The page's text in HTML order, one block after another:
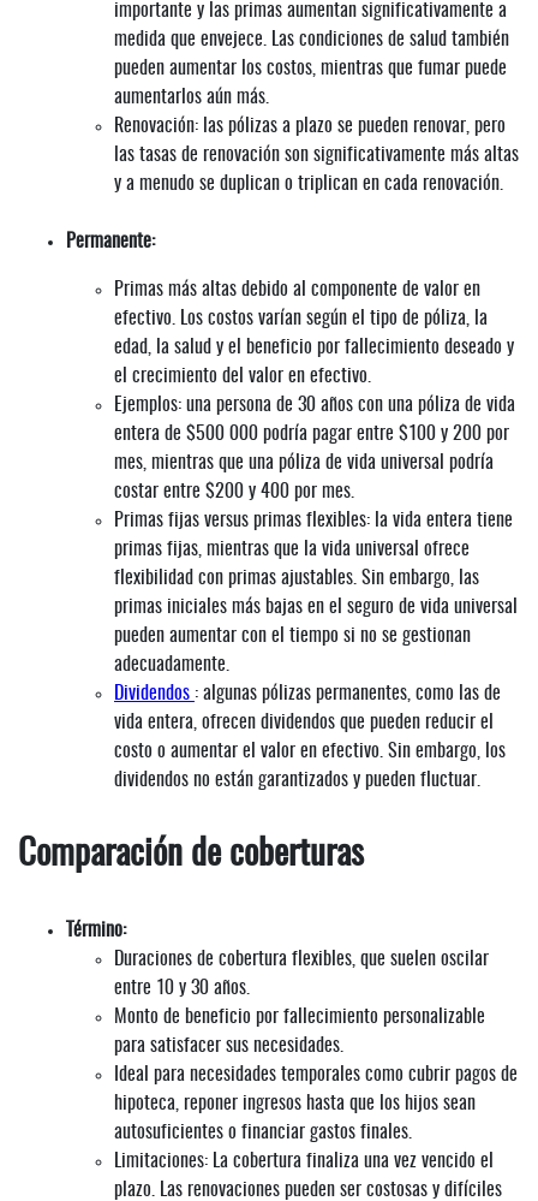
importante y las primas aumentan significativamente a
medida que envejece. Las condiciones de salud también
pueden aumentar los costos, mientras que fumar puede
aumentarlos aún más.
Renovación: las pólizas a plazo se pueden renovar, pero
las tasas de renovación son significativamente más altas
y a menudo se duplican o triplican en cada renovación.
Permanente:
Primas más altas debido al componente de valor en
efectivo. Los costos varían según el tipo de póliza, la
edad, la salud y el beneficio por fallecimiento deseado y
el crecimiento del valor en efectivo.
Ejemplos: una persona de 30 años con una póliza de vida
entera de $500 000 podría pagar entre $100 y 200 por
mes, mientras que una póliza de vida universal podría
costar entre $200 y 400 por mes.
Primas fijas versus primas flexibles: la vida entera tiene
primas fijas, mientras que la vida universal ofrece
flexibilidad con primas ajustables. Sin embargo, las
primas iniciales más bajas en el seguro de vida universal
pueden aumentar con el tiempo si no se gestionan
adecuadamente.
Dividendos : algunas pólizas permanentes, como las de
vida entera, ofrecen dividendos que pueden reducir el
costo o aumentar el valor en efectivo. Sin embargo, los
dividendos no están garantizados y pueden fluctuar.
Comparación de coberturas
Término:
Duraciones de cobertura flexibles, que suelen oscilar
entre 10 y 30 años.
Monto de beneficio por fallecimiento personalizable
para satisfacer sus necesidades.
Ideal para necesidades temporales como cubrir pagos de
hipoteca, reponer ingresos hasta que los hijos sean
autosuficientes o financiar gastos finales.
Limitaciones: La cobertura finaliza una vez vencido el
plazo. Las renovaciones pueden ser costosas y difíciles